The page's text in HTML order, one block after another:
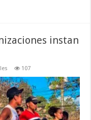
instan
107